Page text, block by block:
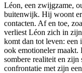
Léon, een zwijgzame,
buitenwijk. Hij woont er
contacten. Af en toe,
verliest Léon zich in
komt dan tot leven: een
ook emotioneler maakt.
sombere realiteit en zijn
confrontatie met zijn